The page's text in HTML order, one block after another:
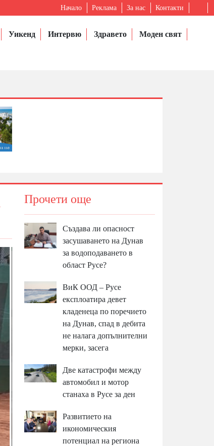
Начало Реклама За нас Контакти
Уикенд Интервю Здравето
Моден свят
Прочети още
Създава ли опасност
засушаването на Дунав
за водоподаването в
област Русе?
ВиК ООД – Русе
експлоатира девет
кладенеца по поречието
на Дунав, спад в дебита
не налага допълнителни
мерки, засега
Две катастрофи между
автомобил и мотор
станаха в Русе за ден
Развитието на
икономическия
потенциал на региона